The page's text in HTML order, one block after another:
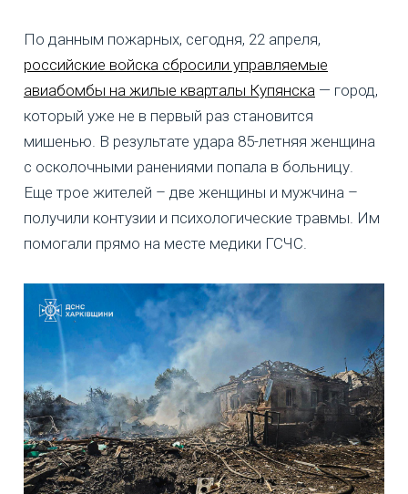
По данным пожарных, сегодня, 22 апреля,
российские войска сбросили управляемые
авиабомбы на жилые кварталы Купянска — город,
который уже не в первый раз становится
мишенью. В результате удара 85-летняя женщина
с осколочными ранениями попала в больницу.
Еще трое жителей – две женщины и мужчина –
получили контузии и психологические травмы. Им
помогали прямо на месте медики ГСЧС.